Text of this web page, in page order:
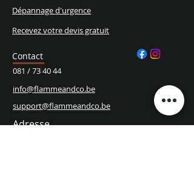
Dépannage d'urgence
Recevez votre devis gratuit
Contact
081 / 73 40 44
Adresse
info@flammeandco.be
support@flammeandco.be